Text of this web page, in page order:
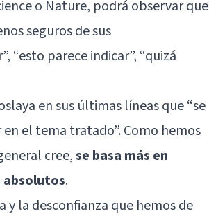
o Nature, podrá observar que
seguros de sus
“esto parece indicar”, “quizá
en sus últimas líneas que “se
el tema tratado”. Como hemos
cree,se basa más en
absolutos.
la desconfianza que hemos de